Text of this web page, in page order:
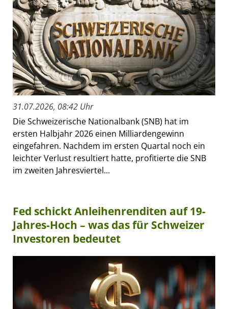
31.07.2026, 08:42 Uhr
Die Schweizerische Nationalbank (SNB) hat im
ersten Halbjahr 2026 einen Milliardengewinn
eingefahren. Nachdem im ersten Quartal noch ein
leichter Verlust resultiert hatte, profitierte die SNB
im zweiten Jahresviertel...
Fed schickt Anleihenrenditen auf 19-
Jahres-Hoch – was das für Schweizer
Investoren bedeutet